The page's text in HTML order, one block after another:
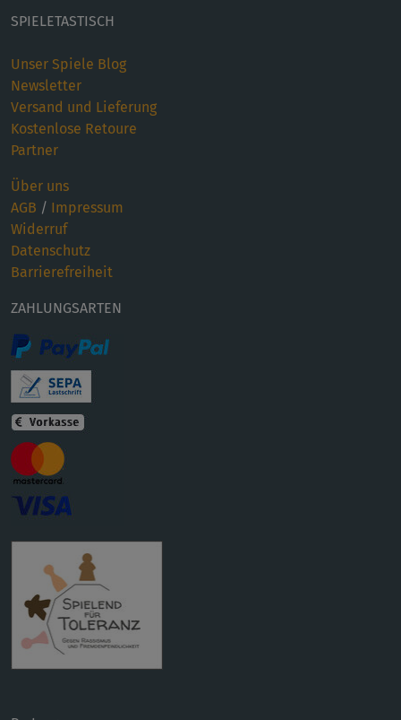
SPIELETASTISCH
Unser Spiele Blog
Newsletter
Versand und Lieferung
Kostenlose Retoure
Partner
Über uns
AGB / Impressum
Widerruf
Datenschutz
Barrierefreiheit
ZAHLUNGSARTEN